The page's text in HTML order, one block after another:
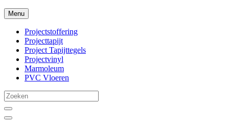
Menu
Projectstoffering
Projecttapijt
Project Tapijttegels
Projectvinyl
Marmoleum
PVC Vloeren